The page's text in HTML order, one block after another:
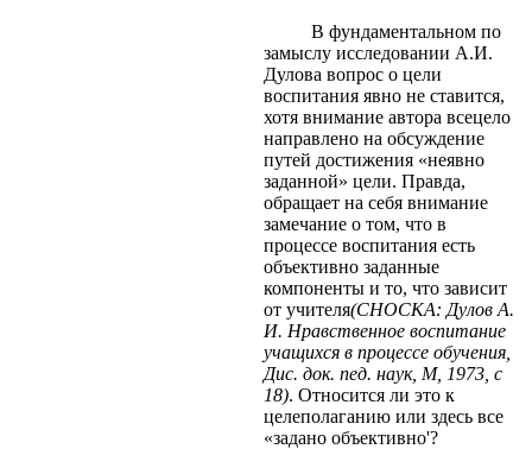
В фундаментальном по
замыслу исследовании А.И.
Дулова вопрос о цели
воспитания явно не ставится,
хотя внимание автора всецело
направлено на обсуждение
путей достижения «неявно
заданной» цели. Правда,
обращает на себя внимание
замечание о том, что в
процессе воспитания есть
объективно заданные
компоненты и то, что зависит
от учителя(СНОСКА: Дулов А.
И. Нравственное воспитание
учащихся в процессе обучения,
Дис. док. пед. наук, М, 1973, с
18). Относится ли это к
целеполаганию или здесь все
«задано объективно'?